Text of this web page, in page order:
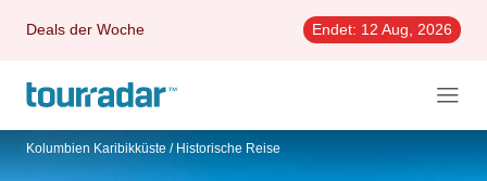
Deals der Woche Endet: 12 Aug, 2026
Kolumbien Karibikküste / Historische Reise